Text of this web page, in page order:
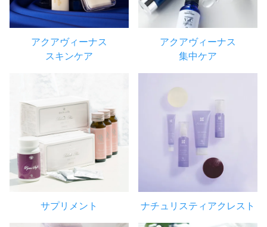
アクアヴィーナス
スキンケア
アクアヴィーナス
集中ケア
サプリメント ナチュリスティアクレスト